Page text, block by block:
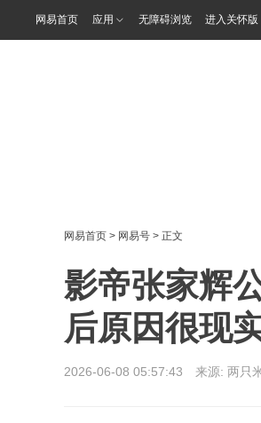
网易首页 应用 无障碍浏览 进入关怀版
网易首页 > 网易号 > 正文
影帝张家辉
后原因很现
2026-06-08 05:57:43 来源: 两只